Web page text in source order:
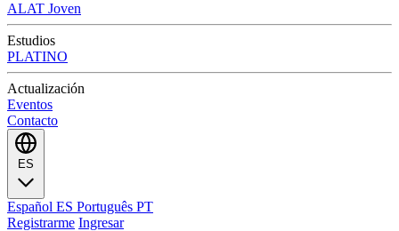
ALAT Joven
Estudios
PLATINO
Actualización
Eventos
Contacto
ES
Español ES Português PT
Registrarme Ingresar